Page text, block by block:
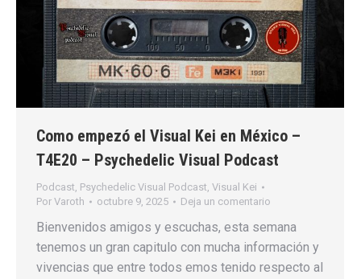
Como empezó el Visual Kei en México –
T4E20 – Psychedelic Visual Podcast
Podcast, Psychedelic Visual Podcast, Visual Kei
Por Varoth octubre 9, 2025 Deja un comentario
Bienvenidos amigos y escuchas, esta semana
tenemos un gran capitulo con mucha información y
vivencias que entre todos emos tenido respecto al